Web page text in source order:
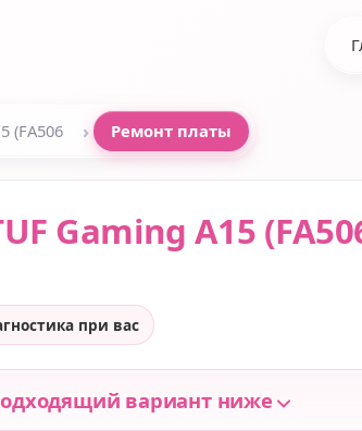
(FA506 › Ремонт платы
Gaming A15
при вас
вариант ниже